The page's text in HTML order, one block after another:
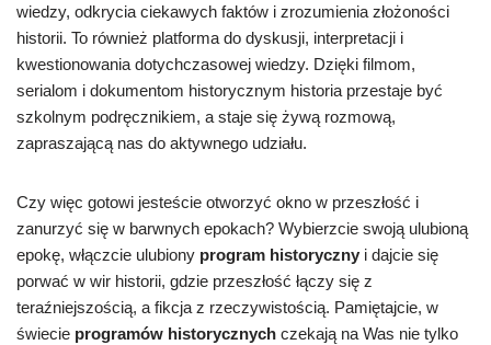
wiedzy, odkrycia ciekawych faktów i zrozumienia złożoności
historii. To również platforma do dyskusji, interpretacji i
kwestionowania dotychczasowej wiedzy. Dzięki filmom,
serialom i dokumentom historycznym historia przestaje być
szkolnym podręcznikiem, a staje się żywą rozmową,
zapraszającą nas do aktywnego udziału.
Czy więc gotowi jesteście otworzyć okno w przeszłość i
zanurzyć się w barwnych epokach? Wybierzcie swoją ulubioną
epokę, włączcie ulubiony program historyczny i dajcie się
porwać w wir historii, gdzie przeszłość łączy się z
teraźniejszością, a fikcja z rzeczywistością. Pamiętajcie, w
świecie programów historycznych czekają na Was nie tylko